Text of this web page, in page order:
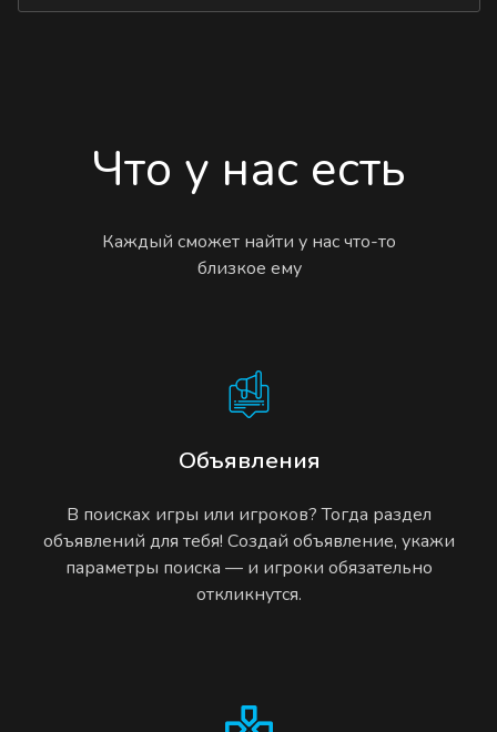
Что у нас есть
Каждый сможет найти у нас что-то
близкое ему
Объявления
В поисках игры или игроков? Тогда раздел
объявлений для тебя! Создай объявление, укажи
параметры поиска — и игроки обязательно
откликнутся.